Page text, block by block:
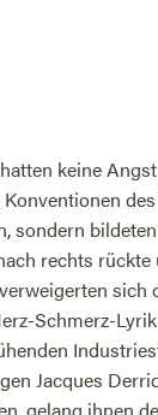
keine
sondern
rechts
sich
Schmerz-
Jacques